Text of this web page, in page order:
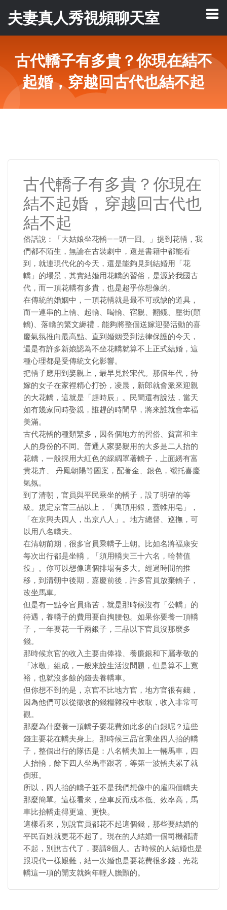
夫妻真人秀視頻聊天室
古代轎子有多貴？你現在結不
起婚，穿越回古代也結不起
古代轎子有多貴？你現在
結不起婚，穿越回古代也
結不起
俗話說：「大姑娘坐花轎——頭一回。」提到花轎，我
們都不陌生，無論在古裝劇中，還是書籍中都能看
到，就連現代化的今天，還是能夠見到結婚用「花
轎」的場景，其實結婚用花轎的習俗，是源於我國古
代，而一頂花轎有多貴，也是超乎你想像的。
在傳統的婚姻中，一頂花轎就是最不可或缺的道具，
而一連串的上轎、起轎、喝轎、宿親、翻鏡、壓街(顛
轎)、落轎的繁文縟禮，能夠將整個送嫁迎娶活動的喜
慶氣氛推向最高點。直到婚姻受到法律保護的今天，
還是有許多新娘認為不坐花轎就算不上正式結婚，這
種心理都是受傳統文化影響。
把轎子應用到娶親上，最早見於宋代。那個年代，待
嫁的女子在家裡精心打扮，凌晨，新郎就會派來迎親
的大花轎，這就是「趕時辰」。民間還有說法，當天
如有幾家同時娶親，誰趕的時間早，將來誰就會幸福
美滿。
古代花轎的種類繁多，因各個地方的習俗、貧富和主
人的身份的不同。普通人家娶親用的大多是二人抬的
花轎，一般採用大紅色的綵綢罩著轎子，上面綉有富
貴花卉、 丹鳳朝陽等圖案，配著金、銀色，襯托喜慶
氣氛。
到了清朝，官員與平民乘坐的轎子，設了明確的等
級。規定京官三品以上，「輿頂用銀，蓋帷用皂」，
「在京輿夫四人，出京八人」。地方總督、巡撫，可
以用八名轎夫。
在清朝前期，很多官員乘轎子上朝。比如名將福康安
每次出行都是坐轎，「須用轎夫三十六名，輪替值
役」。你可以想像這個排場有多大。經過時間的推
移，到清朝中後期，嘉慶前後，許多官員放棄轎子，
改坐馬車。
但是有一點令官員痛苦，就是那時候沒有「公轎」的
待遇，養轎子的費用要自掏腰包。如果你要養一頂轎
子，一年要花一千兩銀子，三品以下官員沒那麼多
錢。
那時候京官的收入主要由俸祿、養廉銀和下屬孝敬的
「冰敬」組成，一般來說生活沒問題，但是算不上寬
裕，也就沒多餘的錢去養轎車。
但你想不到的是，京官不比地方官，地方官很有錢，
因為他們可以從徵收的錢糧雜稅中收取，收入非常可
觀。
那麼為什麼養一頂轎子要花費如此多的白銀呢？這些
錢主要花在轎夫身上。那時候三品官乘坐四人抬的轎
子，整個出行的隊伍是：八名轎夫加上一輛馬車，四
人抬轎，餘下四人坐馬車跟著，等第一波轎夫累了就
倒班。
所以，四人抬的轎子並不是我們想像中的雇四個轎夫
那麼簡單。這樣看來，坐車反而成本低、效率高，馬
車比抬轎走得更遠、更快。
這樣看來，別說官員都花不起這個錢，那些要結婚的
平民百姓就更花不起了。現在的人結婚一個司機都請
不起，別說古代了，要請8個人。古時候的人結婚也是
跟現代一樣艱難，結一次婚也是要花費很多錢，光花
轎這一項的開支就夠年輕人膽顫的。